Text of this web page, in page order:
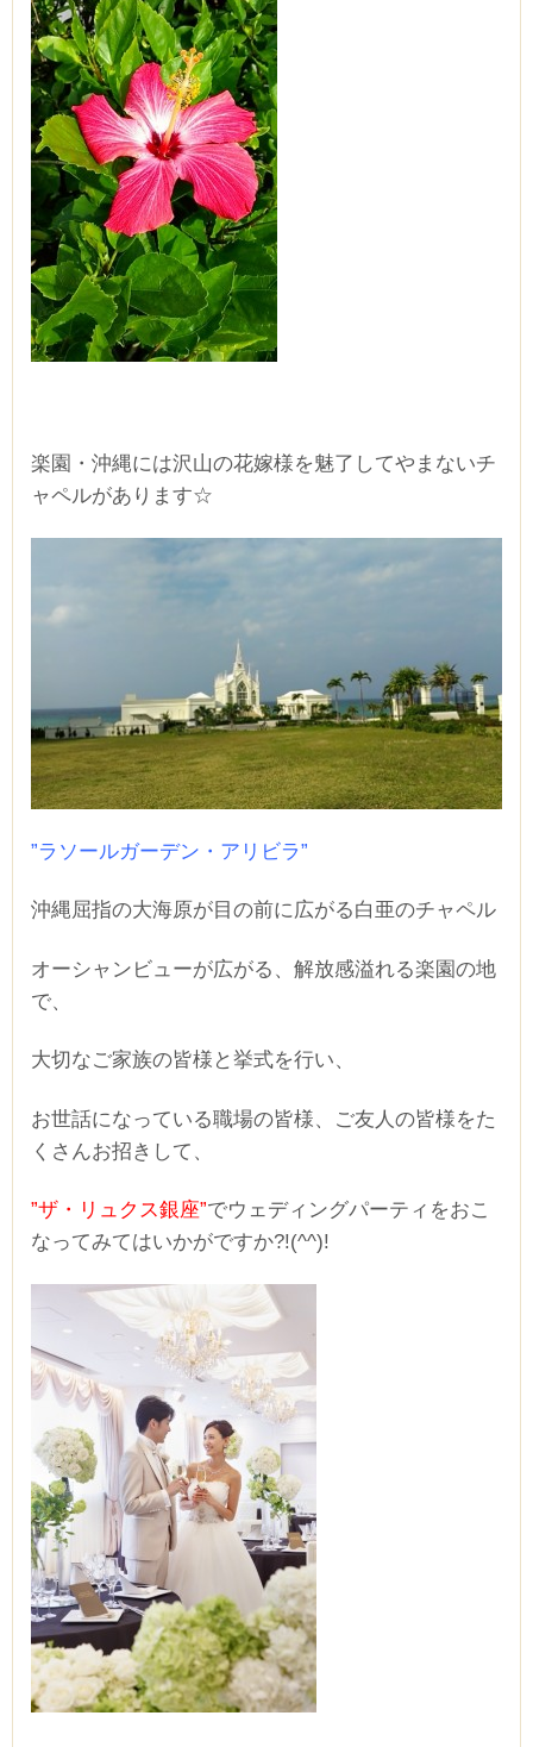
楽園・沖縄には沢山の花嫁様を魅了してやまないチ
ャペルがあります☆
”ラソールガーデン・アリビラ”
沖縄屈指の大海原が目の前に広がる白亜のチャペル
オーシャンビューが広がる、解放感溢れる楽園の地
で、
大切なご家族の皆様と挙式を行い、
お世話になっている職場の皆様、ご友人の皆様をた
くさんお招きして、
”ザ・リュクス銀座”でウェディングパーティをおこ
なってみてはいかがですか?!(^^)!